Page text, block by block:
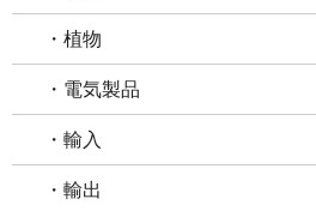
・植物
・電気製品
・輸入
・輸出